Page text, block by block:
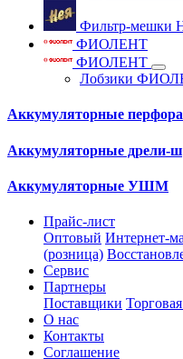
Фильтр-мешки
ФИОЛЕНТ
ФИОЛЕНТ
Лобзики
Аккумуляторные
Аккумуляторные дрели-
Аккумуляторные УШМ
Прайс-лист
Оптовый Интернет-
(розница)
Сервис
Партнеры
Поставщики
О нас
Контакты
Соглашение